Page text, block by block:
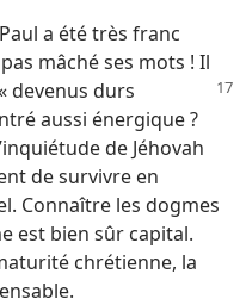
a été très franc
pas mâché ses mots ! Il
devenus durs
aussi énergique ?
de Jéhovah
de survivre en
Connaître les dogmes
est bien sûr capital.
chrétienne, la